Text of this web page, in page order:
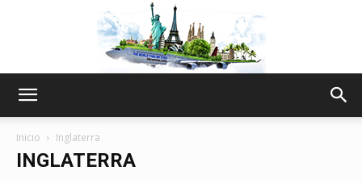
Inicio Inglaterra
INGLATERRA